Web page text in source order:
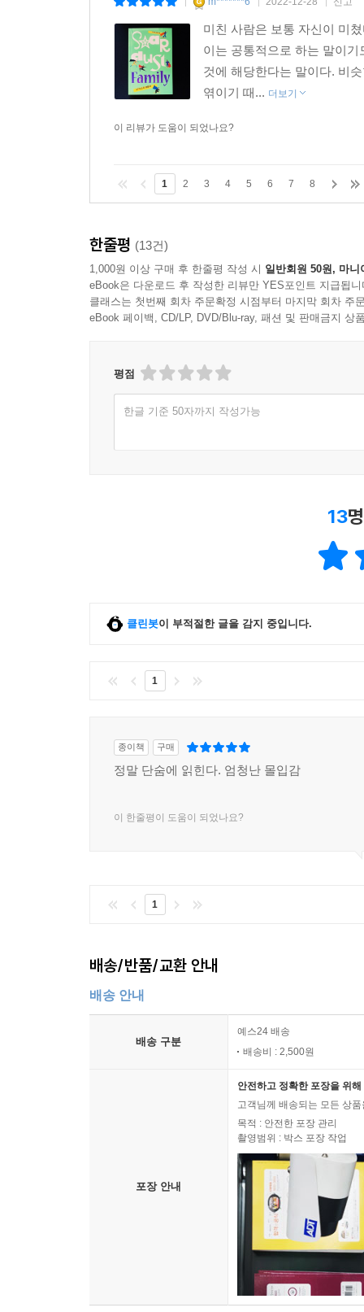
미친 사람은 보통 자신이 미
이는 공통적으로 하는 말이
것에 해당한다는 말이다. 비
엮이기 때... 더보기
이 리뷰가 도움이 되었나요?
1 2 3 4 5 6 7 8
한줄평 (13건)
1,000원 이상 구매 후 한줄평 작성 시 일반회원 50원, 마니
eBook은 다운로드 후 작성한 리뷰만 YES포인트 지급됩니
클래스는 첫번째 회차 주문확정 시점부터 마지막 회차 주
eBook 페이백, CD/LP, DVD/Blu-ray, 패션 및 판매금지 상
평점
한글 기준 50자까지 작성가능
13
클린봇이 부적절한 글을 감지 중입니다.
1
종이책 구매
정말 단숨에 읽힌다. 엄청난 몰입감
이 한줄평이 도움이 되었나요?
1
배송/반품/교환 안내
배송 안내
배송 구분
예스24 배송
배송비 : 2,500원
포장 안내
안전하고 정확한 포장을 위
고객님께 배송되는 모든 상
목적 : 안전한 포장 관리
촬영범위 : 박스 포장 작업